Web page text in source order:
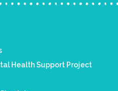
Health Support Project